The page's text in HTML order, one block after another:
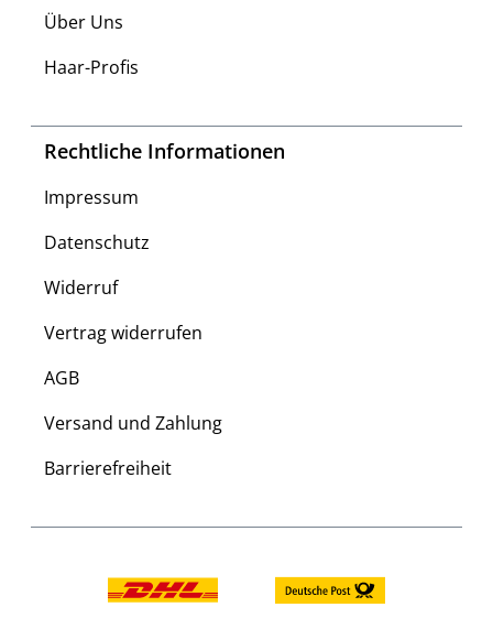
Über Uns
Haar-Profis
Rechtliche Informationen
Impressum
Datenschutz
Widerruf
Vertrag widerrufen
AGB
Versand und Zahlung
Barrierefreiheit